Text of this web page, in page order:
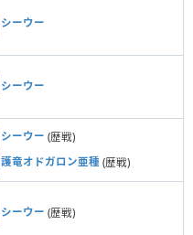
シーウー
シーウー
シーウー (歴戦)
護竜オドガロン亜種 (歴戦)
シーウー (歴戦)